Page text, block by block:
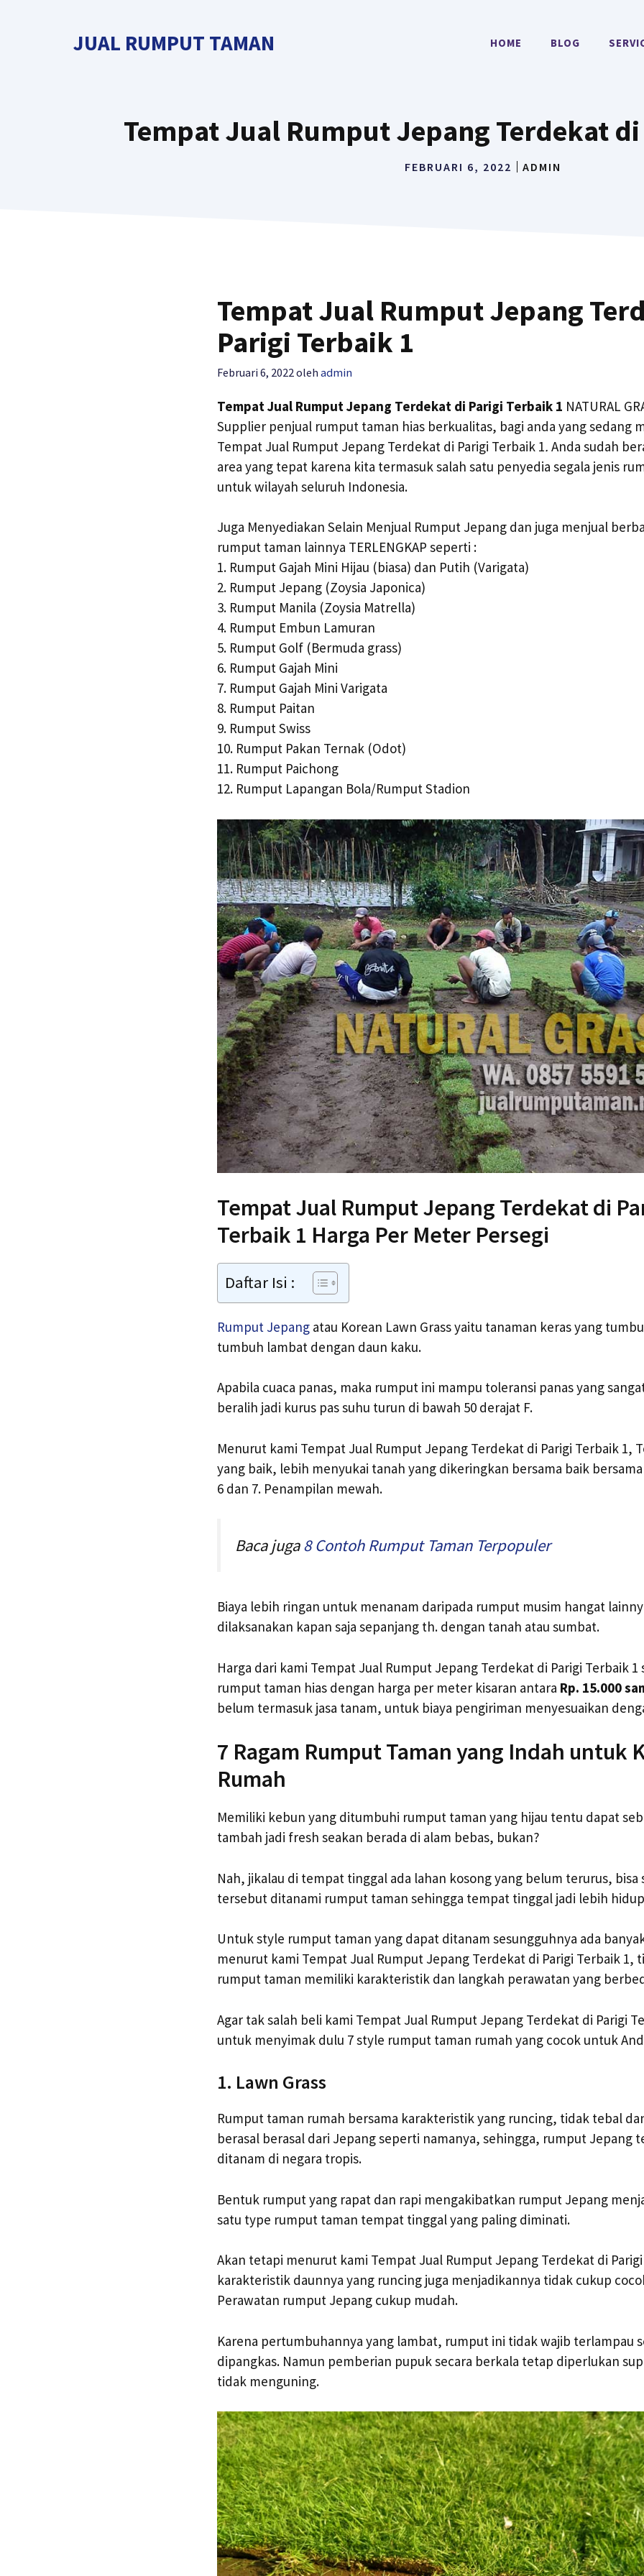
JUAL RUMPUT TAMAN HOME BLOG
Tempat Jual Rumput Jepang Terdekat
FEBRUARI 6, 2022 ADMIN
Tempat Jual Rumput Jepang
Parigi Terbaik 1
Februari 6, 2022oleh admin
Tempat Jual Rumput Jepang Terdekat di Parigi Terbaik 1 NATURAL
Supplier penjual rumput taman hias berkualitas, bagi anda yang sedang
Tempat Jual Rumput Jepang Terdekat di Parigi Terbaik 1. Anda sudah
area yang tepat karena kita termasuk salah satu penyedia segala jenis
untuk wilayah seluruh Indonesia.
Juga Menyediakan Selain Menjual Rumput Jepang dan juga menjual
rumput taman lainnya TERLENGKAP seperti :
1. Rumput Gajah Mini Hijau (biasa) dan Putih (Varigata)
2. Rumput Jepang (Zoysia Japonica)
3. Rumput Manila (Zoysia Matrella)
4. Rumput Embun Lamuran
5. Rumput Golf (Bermuda grass)
6. Rumput Gajah Mini
7. Rumput Gajah Mini Varigata
8. Rumput Paitan
9. Rumput Swiss
10. Rumput Pakan Ternak (Odot)
11. Rumput Paichong
12. Rumput Lapangan Bola/Rumput Stadion
Tempat Jual Rumput Jepang Terdekat di
Terbaik 1 Harga Per Meter Persegi
Daftar Isi :
Rumput Jepang atau Korean Lawn Grass yaitu tanaman keras yang
tumbuh lambat dengan daun kaku.
Apabila cuaca panas, maka rumput ini mampu toleransi panas yang
beralih jadi kurus pas suhu turun di bawah 50 derajat F.
Menurut kami Tempat Jual Rumput Jepang Terdekat di Parigi Terbaik 1,
yang baik, lebih menyukai tanah yang dikeringkan bersama baik
6 dan 7. Penampilan mewah.
Baca juga8 Contoh Rumput Taman Terpopuler
Biaya lebih ringan untuk menanam daripada rumput musim hangat
dilaksanakan kapan saja sepanjang th. dengan tanah atau sumbat.
Harga dari kami Tempat Jual Rumput Jepang Terdekat di Parigi Terbaik 1
rumput taman hias dengan harga per meter kisaran antara Rp. 15.000
belum termasuk jasa tanam, untuk biaya pengiriman menyesuaikan
7 Ragam Rumput Taman yang Indah untuk
Rumah
Memiliki kebun yang ditumbuhi rumput taman yang hijau tentu dapat
tambah jadi fresh seakan berada di alam bebas, bukan?
Nah, jikalau di tempat tinggal ada lahan kosong yang belum terurus, bisa
tersebut ditanami rumput taman sehingga tempat tinggal jadi lebih
Untuk style rumput taman yang dapat ditanam sesungguhnya ada
menurut kami Tempat Jual Rumput Jepang Terdekat di Parigi Terbaik 1,
rumput taman memiliki karakteristik dan langkah perawatan yang
Agar tak salah beli kami Tempat Jual Rumput Jepang Terdekat di Parigi
untuk menyimak dulu 7 style rumput taman rumah yang cocok untuk
1. Lawn Grass
Rumput taman rumah bersama karakteristik yang runcing, tidak tebal
berasal berasal dari Jepang seperti namanya, sehingga, rumput Jepang
ditanam di negara tropis.
Bentuk rumput yang rapat dan rapi mengakibatkan rumput Jepang
satu type rumput taman tempat tinggal yang paling diminati.
Akan tetapi menurut kami Tempat Jual Rumput Jepang Terdekat di
karakteristik daunnya yang runcing juga menjadikannya tidak cukup
Perawatan rumput Jepang cukup mudah.
Karena pertumbuhannya yang lambat, rumput ini tidak wajib terlampau
dipangkas. Namun pemberian pupuk secara berkala tetap diperlukan
tidak menguning.